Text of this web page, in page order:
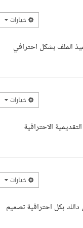
خيارات
الملف بشكل احترافي
خيارات
خبرة 5 سنوات في تصميم العروض التقديمية الاحترافية
خيارات
اكثر من 5سنوات و يمكنني عمل على دالك بكل احترافية تصميم